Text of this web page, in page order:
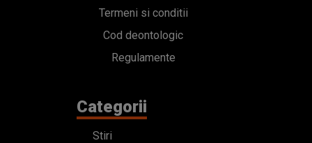
Termeni si conditii
Cod deontologic
Regulamente
Categorii
Stiri